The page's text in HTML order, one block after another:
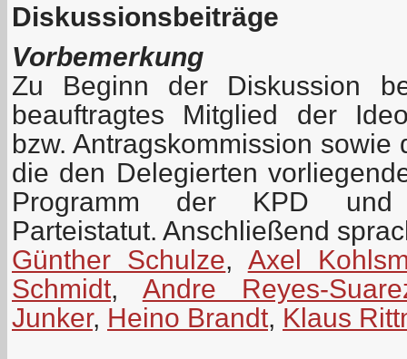
Diskussionsbeiträge
Vorbemerkung
Zu Beginn der Diskussion
beauftragtes Mitglied der
bzw. Antragskommission sowie
die den Delegierten
Programm der KPD und
Parteistatut. Anschließend
Günther Schulze, Axel
Schmidt, Andre Reyes-
Junker, Heino Brandt, Klaus